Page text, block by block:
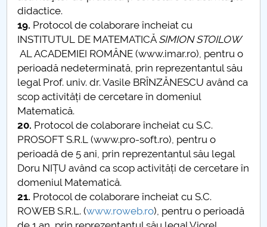
didactice.
19. Protocol de colaborare încheiat cu
INSTITUTUL DE MATEMATICĂ SIMION STOILOW
AL ACADEMIEI ROMÂNE (www.imar.ro), pentru o
perioadă nedeterminată, prin reprezentantul său
legal Prof. univ. dr. Vasile BRÎNZĂNESCU având ca
scop activități de cercetare în domeniul
Matematică.
20. Protocol de colaborare încheiat cu S.C.
PROSOFT S.R.L (www.pro-soft.ro), pentru o
perioadă de 5 ani, prin reprezentantul său legal
Doru NIȚU având ca scop activități de cercetare în
domeniul Matematică.
21. Protocol de colaborare încheiat cu S.C.
ROWEB S.R.L. (www.roweb.ro), pentru o perioadă